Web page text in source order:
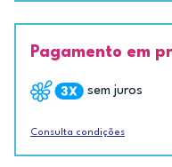
Pagamento em
sem juros
Consulta condições